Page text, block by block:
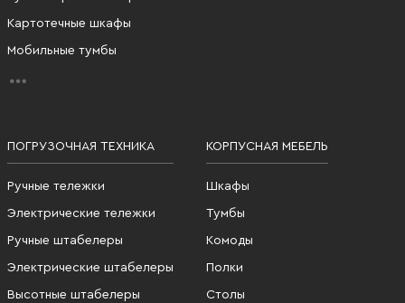
Картотечные шкафы
Мобильные тумбы
ПОГРУЗОЧНАЯ ТЕХНИКА
Ручные тележки
Электрические тележки
Ручные штабелеры
Электрические штабелеры
Высотные штабелеры
КОРПУСНАЯ МЕБЕЛЬ
Шкафы
Тумбы
Комоды
Полки
Столы